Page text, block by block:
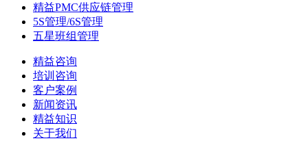
精益PMC供应链管理
5S管理/6S管理
五星班组管理
精益咨询
培训咨询
客户案例
新闻资讯
精益知识
关于我们